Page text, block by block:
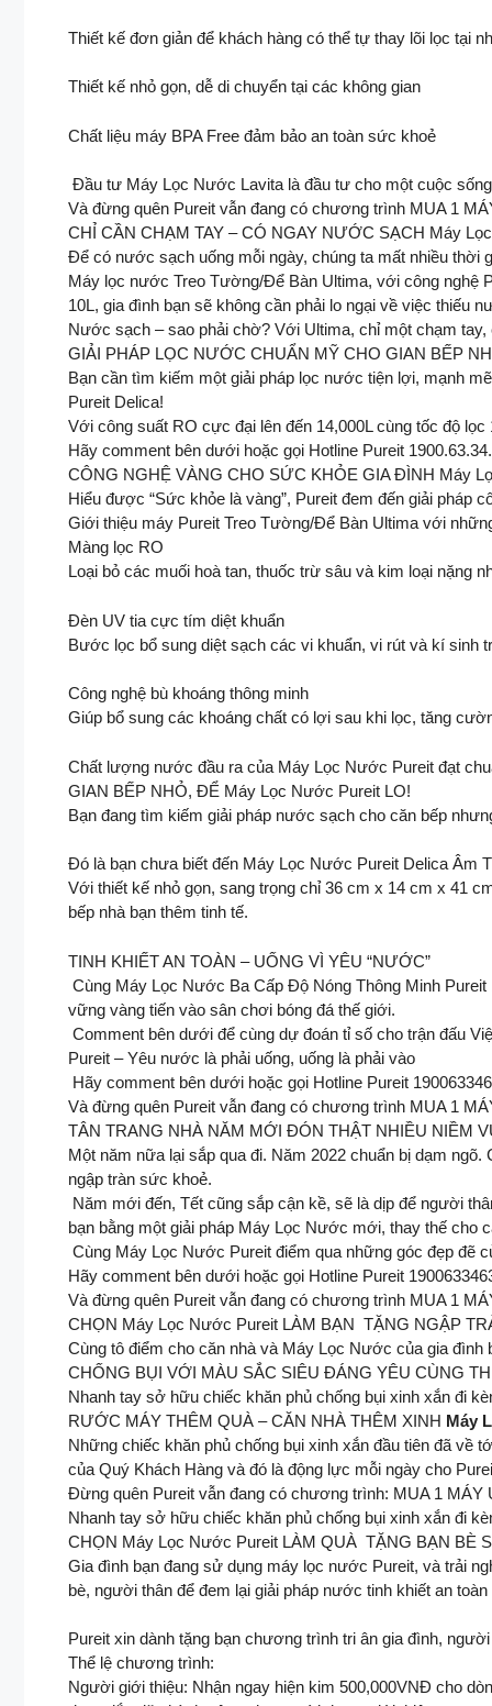
Thiết kế đơn giản để khách hàng có thể tự thay lõi lọc tại
Thiết kế nhỏ gọn, dễ di chuyển tại các không gian ​
Chất liệu máy BPA Free đảm bảo an toàn sức khoẻ ​
Đầu tư Máy Lọc Nước Lavita là đầu tư cho một cuộc
Và đừng quên Pureit vẫn đang có chương trình MUA 1
CHỈ CẦN CHẠM TAY – CÓ NGAY NƯỚC SẠCH Máy
Để có nước sạch uống mỗi ngày, chúng ta mất nhiều
Máy lọc nước Treo Tường/Để Bàn Ultima, với công nghệ
10L, gia đình bạn sẽ không cần phải lo ngại về việc thiếu
Nước sạch – sao phải chờ? Với Ultima, chỉ một chạm
GIẢI PHÁP LỌC NƯỚC CHUẨN MỸ CHO GIAN BẾP
Bạn cần tìm kiếm một giải pháp lọc nước tiện lợi, mạnh
Pureit Delica!
Với công suất RO cực đại lên đến 14,000L cùng tốc độ
Hãy comment bên dưới hoặc gọi Hotline Pureit
CÔNG NGHỆ VÀNG CHO SỨC KHỎE GIA ĐÌNH Máy
Hiểu được “Sức khỏe là vàng”, Pureit đem đến giải pháp
Giới thiệu máy Pureit Treo Tường/Để Bàn Ultima với
Màng lọc RO
Loại bỏ các muối hoà tan, thuốc trừ sâu và kim loại nặng
Đèn UV tia cực tím diệt khuẩn
Bước lọc bổ sung diệt sạch các vi khuẩn, vi rút và kí sinh
Công nghệ bù khoáng thông minh
Giúp bổ sung các khoáng chất có lợi sau khi lọc, tăng
Chất lượng nước đầu ra của Máy Lọc Nước Pureit đạt
GIAN BẾP NHỎ, ĐỂ Máy Lọc Nước Pureit LO!
Bạn đang tìm kiếm giải pháp nước sạch cho căn bếp
Đó là bạn chưa biết đến Máy Lọc Nước Pureit Delica Âm
Với thiết kế nhỏ gọn, sang trọng chỉ 36 cm x 14 cm x 41
bếp nhà bạn thêm tinh tế.
TINH KHIẾT AN TOÀN – UỐNG VÌ YÊU “NƯỚC”
Cùng Máy Lọc Nước Ba Cấp Độ Nóng Thông Minh
vững vàng tiến vào sân chơi bóng đá thế giới. ​
Comment bên dưới để cùng dự đoán tỉ số cho trận đấu
Pureit – Yêu nước là phải uống, uống là phải vào​
Hãy comment bên dưới hoặc gọi Hotline Pureit
Và đừng quên Pureit vẫn đang có chương trình MUA 1
TÂN TRANG NHÀ NĂM MỚI​ ĐÓN THẬT NHIỀU NIỀM
​Một năm nữa lại sắp qua đi. Năm 2022 chuẩn bị dạm
ngập tràn sức khoẻ.​
Năm mới đến, Tết cũng sắp cận kề, sẽ là dịp để người
bạn bằng một giải pháp Máy Lọc Nước mới, thay thế cho
Cùng Máy Lọc Nước Pureit điểm qua những góc đẹp đẽ
Hãy comment bên dưới hoặc gọi Hotline Pureit
Và đừng quên Pureit vẫn đang có chương trình MUA 1
CHỌN Máy Lọc Nước Pureit LÀM BẠN ​ TẶNG NGẬP
Cùng tô điểm cho căn nhà và Máy Lọc Nước của gia
CHỐNG BỤI VỚI MÀU SẮC SIÊU ĐÁNG YÊU CÙNG
Nhanh tay sở hữu chiếc khăn phủ chống bụi xinh xắn đi
RƯỚC MÁY THÊM QUÀ – CĂN NHÀ THÊM XINH Máy
Những chiếc khăn phủ chống bụi xinh xắn đầu tiên đã về
của Quý Khách Hàng và đó là động lực mỗi ngày cho
Đừng quên Pureit vẫn đang có chương trình: MUA 1
Nhanh tay sở hữu chiếc khăn phủ chống bụi xinh xắn đi
CHỌN Máy Lọc Nước Pureit LÀM QUÀ ​ TẶNG BẠN BÈ
​Gia đình bạn đang sử dụng máy lọc nước Pureit, và trải
bè, người thân để đem lại giải pháp nước tinh khiết an
Pureit xin dành tặng bạn chương trình tri ân gia đình,
Thể lệ chương trình: ​
Người giới thiệu: Nhận ngay hiện kim 500,000VNĐ cho